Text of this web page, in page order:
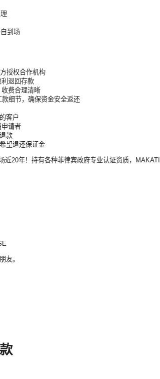
到场
授权合作机构
退回存款
费合理清晰
细节，确保资金安全返还
客户
请者
款
望退还保证金
近20年！持有各种菲律宾政府专业认证资质，
友。